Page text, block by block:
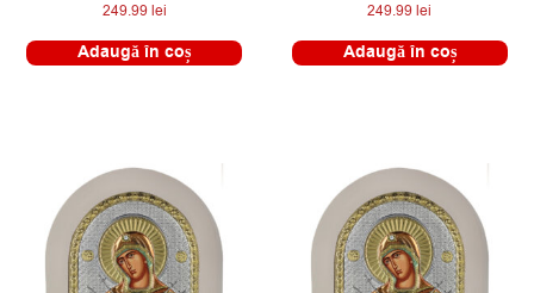
249.99lei
Adaugă în coș
249.99lei
Adaugă în coș